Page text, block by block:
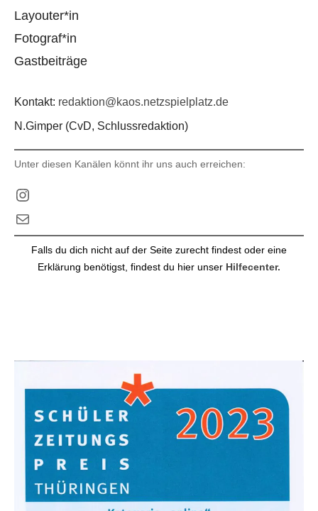
Layouter*in
Fotograf*in
Gastbeiträge
Kontakt: redaktion@kaos.netzspielplatz.de
N.Gimper (CvD, Schlussredaktion)
Unter diesen Kanälen könnt ihr uns auch erreichen:
Instagram
E-Mail
Falls du dich nicht auf der Seite zurecht findest oder eine
Erklärung benötigst, findest du hier unser Hilfecenter.